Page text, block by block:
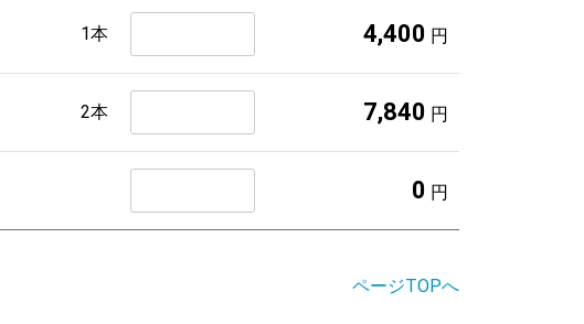
1本 4,400 円
2本 7,840 円
0 円
ページTOPへ